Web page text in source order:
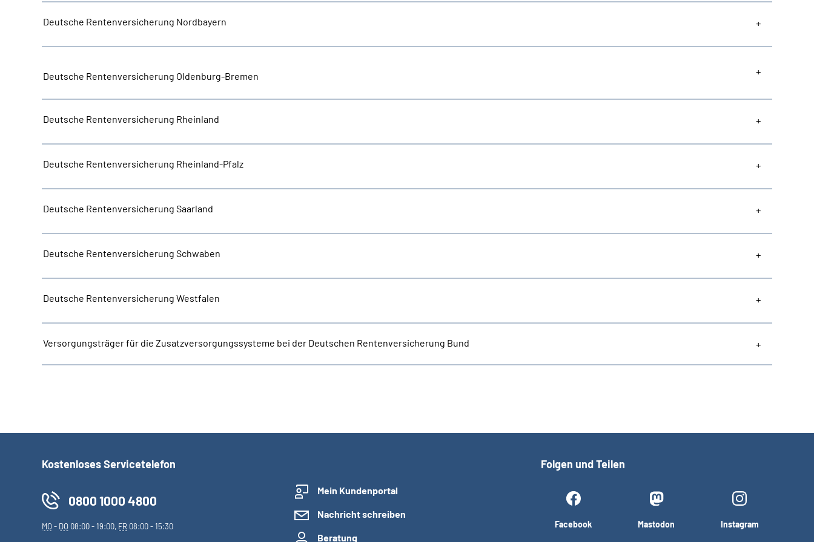
Deutsche Rentenversicherung Nordbayern
Deutsche Rentenversicherung Oldenburg-Bremen
Deutsche Rentenversicherung Rheinland
Deutsche Rentenversicherung Rheinland-Pfalz
Deutsche Rentenversicherung Saarland
Deutsche Rentenversicherung Schwaben
Deutsche Rentenversicherung Westfalen
Versorgungsträger für die Zusatzversorgungssysteme bei der Deutschen Rentenversicherung Bund
Kostenloses Servicetelefon
0800 1000 4800
MO- DO 08:00 - 19:00, FR 08:00 - 15:30
Mein Kundenportal
Nachricht schreiben
Beratung
Folgen und Teilen
Facebook Mastodon Instagram